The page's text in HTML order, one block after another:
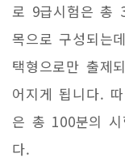
로 9급시험은 총
목으로 구성되는
택형으로만 출제
어지게 됩니다.
은 총 100분의
다.